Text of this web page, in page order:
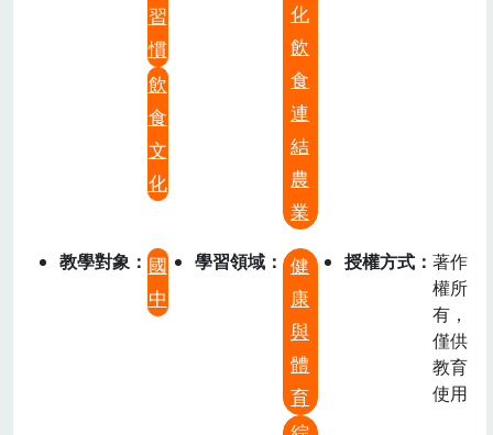
習
慣
飲
食
文
化
化
飲
食
連
結
農
業
教學對象
國
中
學習領域
健
康
與
體
育
授權方式
著作
權所
有，
僅供
教育
使用